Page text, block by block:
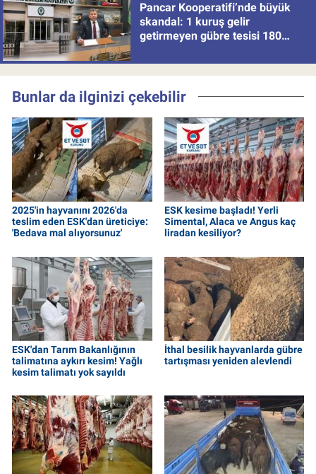
Pancar Kooperatifi’nde büyük
skandal: 1 kuruş gelir
getirmeyen gübre tesisi 180
Bunlar da ilginizi çekebilir
2025'in hayvanını 2026'da
teslim eden ESK'dan üreticiye:
'Bedava mal alıyorsunuz'
ESK kesime başladı! Yerli
Simental, Alaca ve Angus kaç
liradan kesiliyor?
ESK'dan Tarım Bakanlığının
talimatına aykırı kesim! Yağlı
kesim talimatı yok sayıldı
İthal besilik hayvanlarda gübre
tartışması yeniden alevlendi